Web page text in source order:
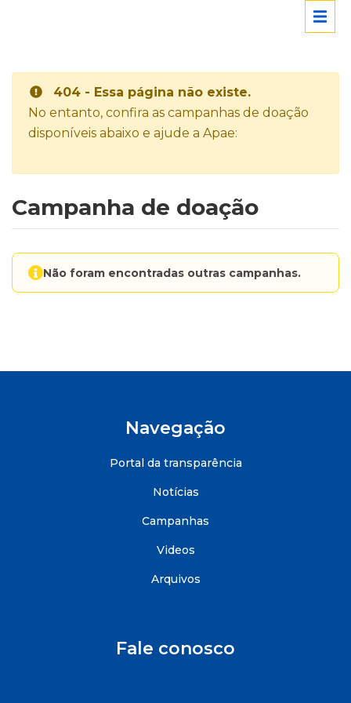
404 - Essa página não existe.
No entanto, confira as campanhas de doação
disponíveis abaixo e ajude a Apae:
Campanha de doação
Não foram encontradas outras campanhas.
Navegação
Portal da transparência
Notícias
Campanhas
Videos
Arquivos
Fale conosco